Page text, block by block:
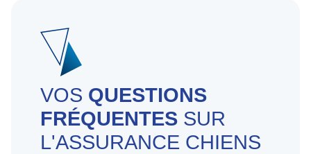
VOS QUESTIONS
FRÉQUENTES SUR
L'ASSURANCE CHIENS